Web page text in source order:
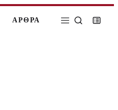
ΑΡΘΡΑ